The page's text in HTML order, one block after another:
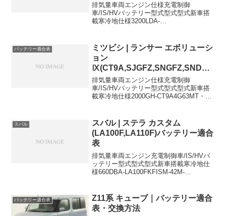
排気量車両エンジン仕様充電制御
車/IS/HVバッテリー型式型式型式新車搭
載寒冷地仕様3200LDA-
V83W6G7280...
バッテリー適合表
ミツビシ | ランサー エボリューシ
ョン
Ⅸ(CT9A,SJGFZ,SNGFZ,SNDFZ)
バッテリー適合表
排気量車両エンジン仕様充電制御
車/IS/HVバッテリー型式型式型式新車搭
載寒冷地仕様2000GH-CT9A4G63MT・タ
・ターボ・GSR44B20L75D23L2000SN...
スバル
スバル | ステラ カスタム
(LA100F,LA110F)バッテリー適合
表
排気量車両エンジン充電制御車/IS/HVバ
ッテリー型式型式型式新車搭載寒冷地仕
様660DBA-LA100FKFISM-42M-
42660DB...
バッテリー適合表
Z11系 キューブ｜バッテリー適合
表・交換方法